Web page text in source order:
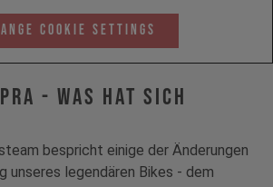
Cookie Settings
- Was hat sich
bespricht einige der Änderungen
unseres legendären Bikes - dem